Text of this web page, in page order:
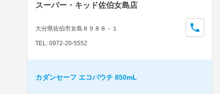
スーパー・キッド佐伯女島店
大分県佐伯市女島８９８８－１
TEL: 0972-20-5552
カダンセーフ エコパウチ 850mL